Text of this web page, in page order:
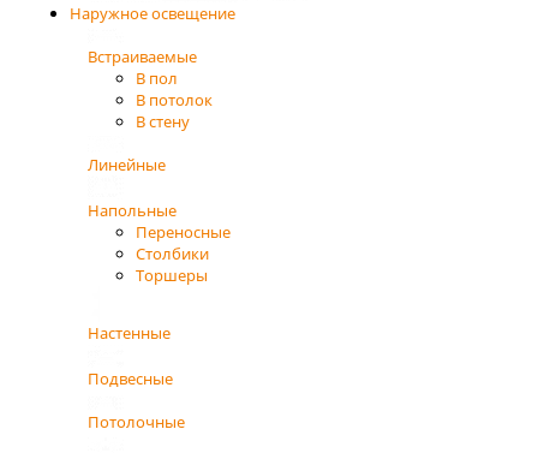
Наружное освещение
Встраиваемые
В пол
В потолок
В стену
Линейные
Напольные
Переносные
Столбики
Торшеры
Настенные
Подвесные
Потолочные